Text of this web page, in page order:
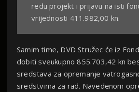
redu projekt i prijavu na isti
vrijednosti 411.982,00 kn.
Samim time, DVD Stružec će iz
dobiti sveukupno 855.703,42 kn
sredstava za opremanje
sredstvima za rad. Navedenom